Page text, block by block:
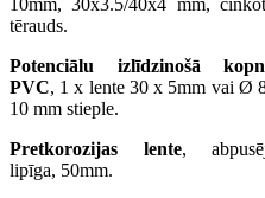
tērauds.
Potenciālu izlīdzinošā
PVC, 1 x lente 30 x 5mm vai Ø
10 mm stieple.
Pretkorozijas lente,
lipīga, 50mm.